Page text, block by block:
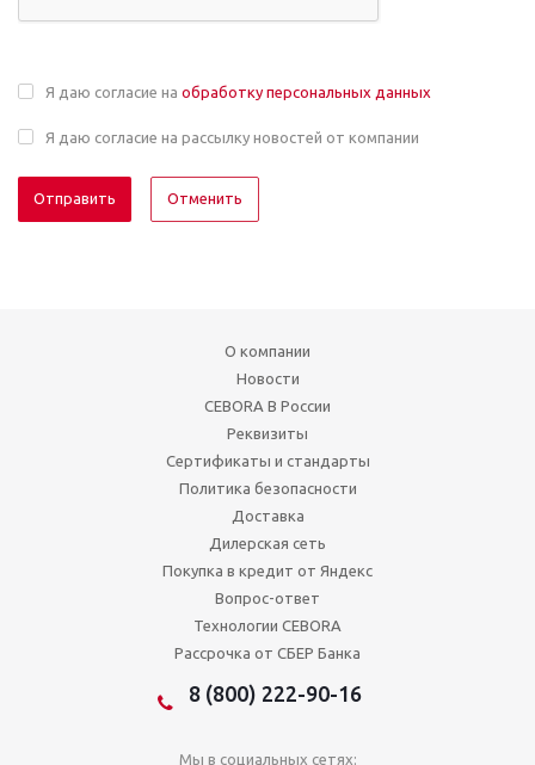
Я даю согласие на обработку персональных данных
Я даю согласие на рассылку новостей от компании
Отменить
О компании
Новости
CEBORA В России
Реквизиты
Сертификаты и стандарты
Политика безопасности
Доставка
Дилерская сеть
Покупка в кредит от Яндекс
Вопрос-ответ
Технологии CEBORA
Рассрочка от СБЕР Банка
8 (800) 222-90-16
Мы в социальных сетях: